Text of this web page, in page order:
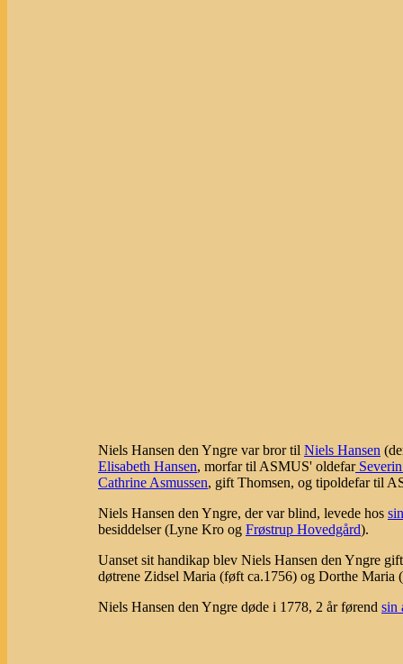
Niels Hansen den Yngre var bror til Niels Hansen
Elisabeth Hansen, morfar til ASMUS' oldefar
Cathrine Asmussen, gift Thomsen, og tipoldefar til
Niels Hansen den Yngre, der var blind, levede hos
besiddelser (Lyne Kro og Frøstrup Hovedgård).
Uanset sit handikap blev Niels Hansen den Yngre
døtrene Zidsel Maria (føft ca.1756) og Dorthe Maria
Niels Hansen den Yngre døde i 1778, 2 år førend sin